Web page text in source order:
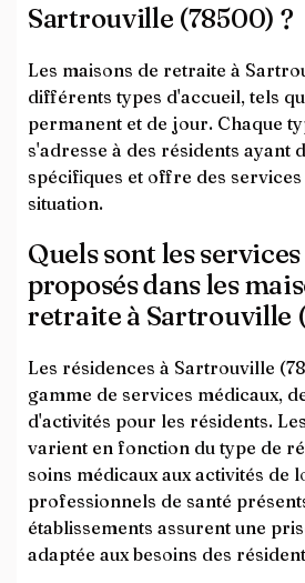
Sartrouville (78500) ?
Les maisons de retraite à
différents types d'accueil, tels
permanent et de jour. Chaque
s'adresse à des résidents ayant
spécifiques et offre des
situation.
Quels sont les
proposés dans les
retraite à Sartrouville
Les résidences à Sartrouville
gamme de services médicaux,
d'activités pour les résidents.
varient en fonction du type de
soins médicaux aux activités de
professionnels de santé
établissements assurent une
adaptée aux besoins des